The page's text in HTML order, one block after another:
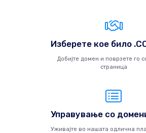
Изберете кое било
Добијте домен и поврзете го
страница
Управување со
Уживајте во нашата одлична